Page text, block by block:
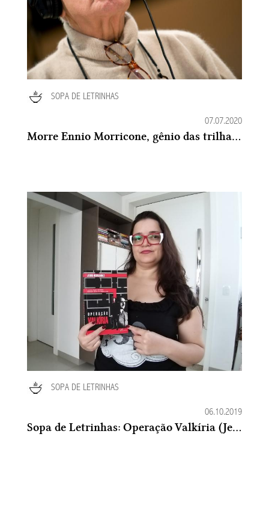
SOPA DE LETRINHAS
07.07.2020
Morre Ennio Morricone, gênio das trilhas de cinema
SOPA DE LETRINHAS
06.10.2019
Sopa de Letrinhas: Operação Valkíria (Jesús Hernández)